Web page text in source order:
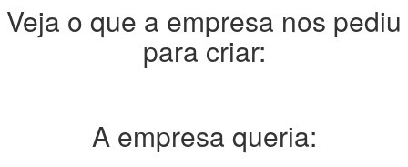
Veja o que a empresa nos pediu
para criar:
A empresa queria: